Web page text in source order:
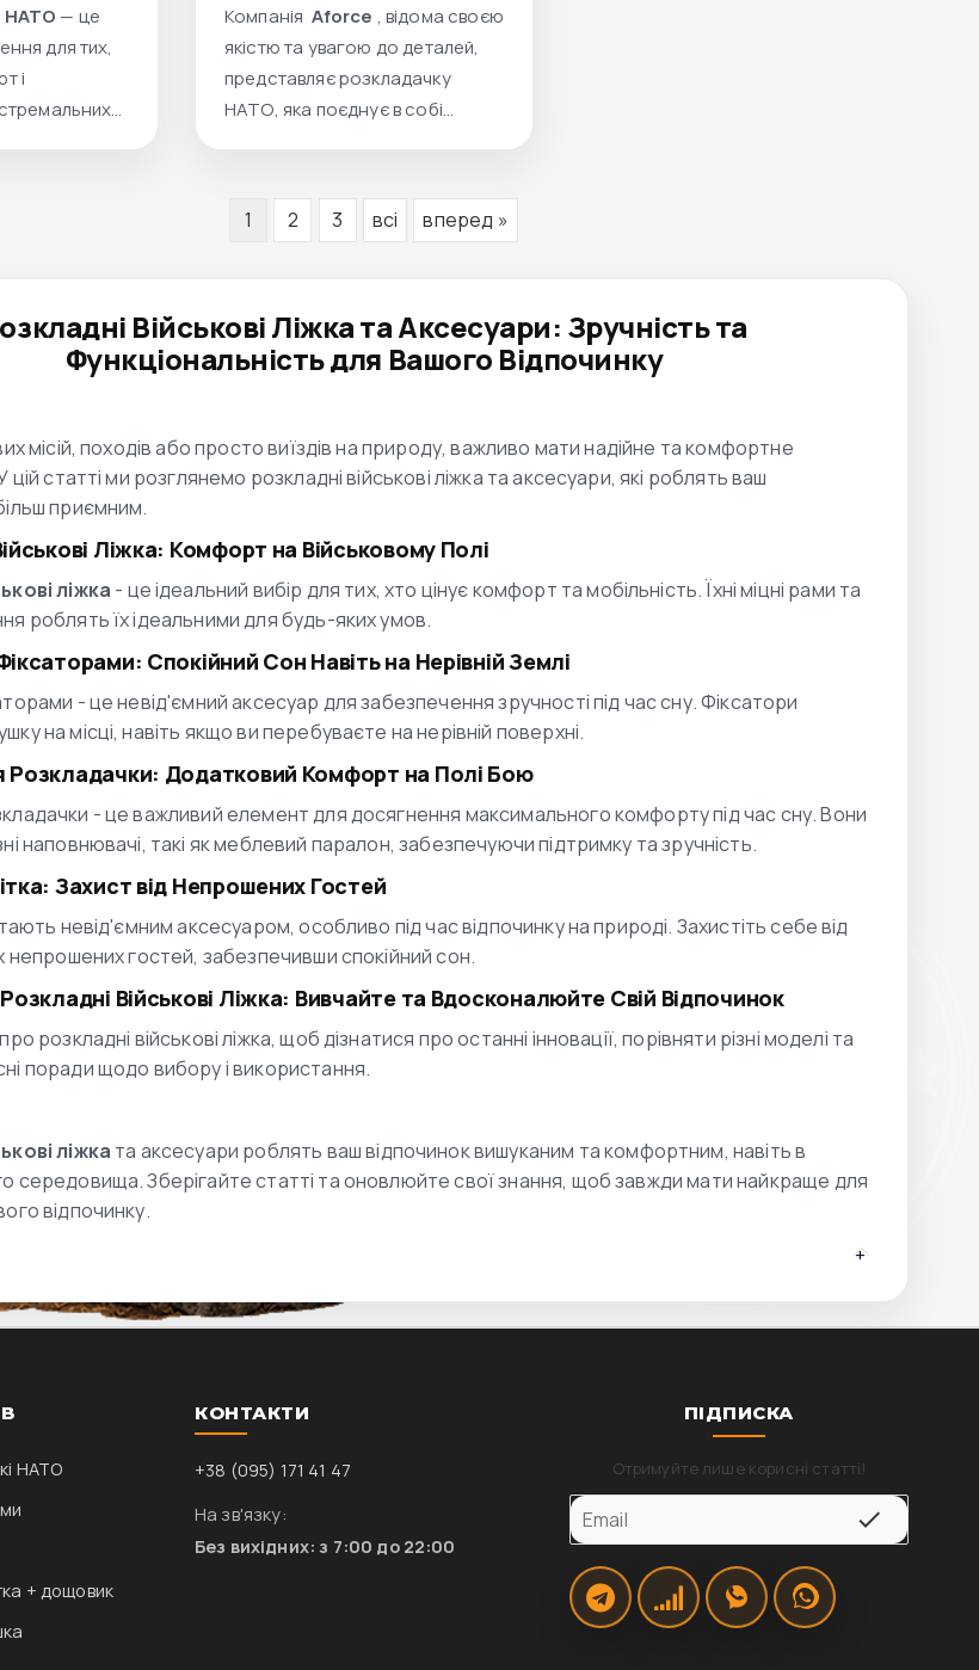
НАТО — це
для тих,
і
практичність
Компанія Aforce , відома своєю
якістю та увагою до деталей,
представляє розкладачку
НАТО, яка поєднує в собі
рішенням для тих, хто шукає
довговічні та функціональні
спальне місце у будинку.
1 2 3 всі вперед »
Військові Ліжка та Аксесуари: Зручність та
Функціональність для Вашого Відпочинку
місій, походів або просто виїздів на природу, важливо мати надійне та комфортне
статті ми розглянемо розкладні військові ліжка та аксесуари, які роблять ваш
приємним.
Ліжка: Комфорт на Військовому Полі
ліжка - це ідеальний вибір для тих, хто цінує комфорт та мобільність. Їхні міцні рами та
роблять їх ідеальними для будь-яких умов.
Спокійний Сон Навіть на Нерівній Землі
- це невід'ємний аксесуар для забезпечення зручності під час сну. Фіксатори
на місці, навіть якщо ви перебуваєте на нерівній поверхні.
Розкладачки: Додатковий Комфорт на Полі Бою
- це важливий елемент для досягнення максимального комфорту під час сну. Вони
наповнювачі, такі як меблевий паралон, забезпечуючи підтримку та зручність.
Захист від Непрошених Гостей
невід'ємним аксесуаром, особливо під час відпочинку на природі. Захистіть себе від
непрошених гостей, забезпечивши спокійний сон.
Військові Ліжка: Вивчайте та Вдосконалюйте Свій Відпочинок
розкладні військові ліжка, щоб дізнатися про останні інновації, порівняти різні моделі та
поради щодо вибору і використання.
ліжка та аксесуари роблять ваш відпочинок вишуканим та комфортним, навіть в
середовища. Зберігайте статті та оновлюйте свої знання, щоб завжди мати найкраще для
відпочинку.
+
НАТО
+ дощовик
КОНТАКТИ
+38 (095) 171 41 47
На зв'язку:
Без вихідних: з 7:00 до 22:00
ПІДПИСКА
Отримуйте лише корисні статті!